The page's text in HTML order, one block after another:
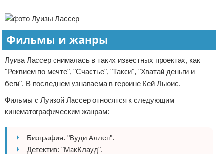
Фильмы и жанры
Луиза Лассер снималась в таких известных проектах, как
"Реквием по мечте", "Счастье", "Такси", "Хватай деньги и
беги". В последнем узнаваема в героине Кей Льюис.
Фильмы с Луизой Лассер относятся к следующим
кинематографическим жанрам:
Биография: "Вуди Аллен".
Детектив: "МакКлауд".